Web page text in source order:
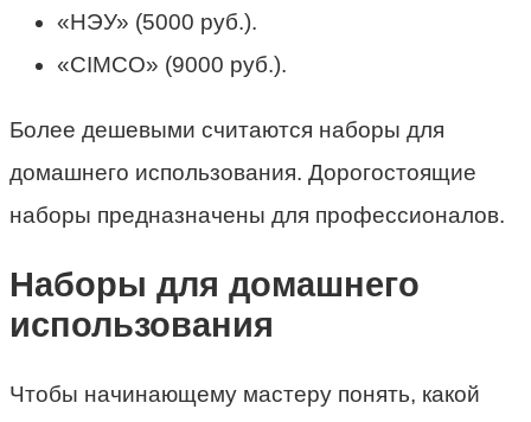
«НЭУ» (5000 руб.).
«CIMCO» (9000 руб.).
Более дешевыми считаются наборы для
домашнего использования. Дорогостоящие
наборы предназначены для профессионалов.
Наборы для домашнего
использования
Чтобы начинающему мастеру понять, какой